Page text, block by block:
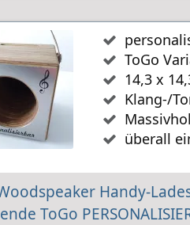
ToGo
14,3 x
Klang-/
überall
Handy-
ToGo